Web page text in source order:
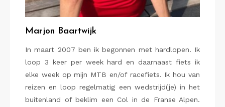
Marjon Baartwijk
In maart 2007 ben ik begonnen met hardlopen. Ik
loop 3 keer per week hard en daarnaast fiets ik
elke week op mijn MTB en/of racefiets. Ik hou van
reizen en loop regelmatig een wedstrijd(je) in het
buitenland of beklim een Col in de Franse Alpen.